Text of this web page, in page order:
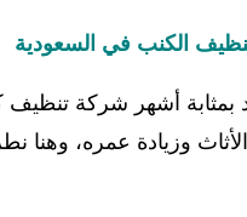
الكنب في السعودية
بمثابة أشهر شركة
وزيادة عمره، وهنا